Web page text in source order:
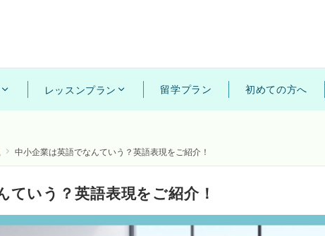
レッスンプラン 留学プラン 初めての方へ
中小企業は英語でなんていう？英語表現をご紹介！
ていう？英語表現をご紹介！